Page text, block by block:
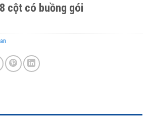
cột có buồng gói